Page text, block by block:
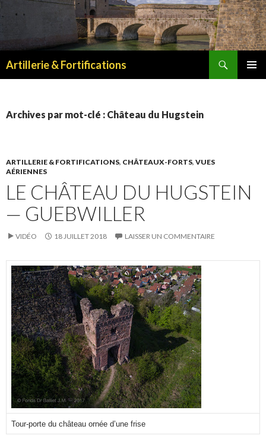
Artillerie & Fortifications
Archives par mot-clé : Château du Hugstein
ARTILLERIE & FORTIFICATIONS, CHÂTEAUX-FORTS, VUES
AÉRIENNES
LE CHÂTEAU DU HUGSTEIN
— GUEBWILLER
VIDÉO 18 JUILLET 2018 LAISSER UN COMMENTAIRE
Tour-porte du château ornée d’une frise